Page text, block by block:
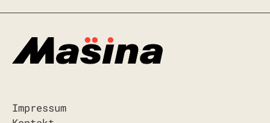
Impressum